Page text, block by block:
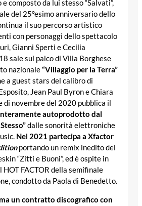
composto da lui stesso “Salvati”,
del 25°esimo anniversario dello
il suo percorso artistico
con personaggi dello spettacolo
Gianni Sperti e Cecilia
sale sul palco di Villa Borghese
nazionale“Villaggio per la Terra”
a guest stars del calibro di
Jean Paul Byron e Chiara
di novembre del 2020 pubblica il
autoprodotto dal
dalle sonorità elettroniche
Nel 2021 partecipa a Xfactor
portando un remix inedito del
“Zitti e Buoni”, ed è ospite in
HOT FACTOR della semifinale
condotto da Paola di Benedetto.
un contratto discografico con